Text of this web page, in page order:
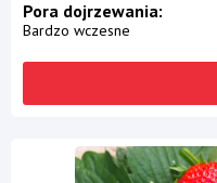
Pora dojrzewania
Bardzo wczesne